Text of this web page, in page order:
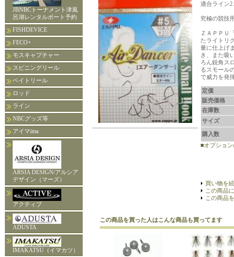
JBNBCトーナメント津風
呂湖レンタルボート予約
FISHDEVICE
FECO+
モスキャプチャー
スピニングリール
ベイトリール
ロッド
ライン
NBCグッズ等
アイマima
ARSIA DESIGN/アルシア
デザイン（マーズ）
アクティブ
ADUSTA
IMAKATSU（イマカツ）
適合ライン
究極の競技
ＺＡＰＰＵ
たライトリ
量に仕上げ
き、また吸
ろん鋭角ス
るスモール
で威力を発
定価
販売価格
在庫数
サイズ
購入数
■オプショ
買い物を
この商品
この商品
この商品を買った人はこんな商品も買ってます